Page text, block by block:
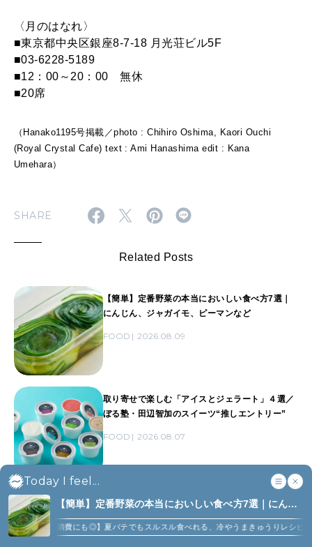
Today I feel...
【簡単】定番野菜の本当においしい食べ方7選｜にんじ
ん、ジャガイモ、ピーマンなど (7)
費にも◎】夏バテでもスルスル食べれる、冷やうまきゅうりレシピ 【にんじんっ
〈月のはなれ〉
■東京都中央区銀座8-7-18 月光荘ビル5F
■03-6228-5189
■12：00～20：00 無休
■20席
（Hanako1195号掲載／photo : Chihiro Oshima, Kaori Ouchi
(Royal Crystal Cafe) text : Ami Hanashima edit : Kana
Umehara）
SHARE
Related Posts
【簡単】定番野菜の本当においしい食べ方7選｜
にんじん、ジャガイモ、ピーマンなど
FOOD 2026.08.09
取り寄せで楽しむ「アイスとジェラート」４選／
ぼる塾・田辺智加のスイーツ“推しエントリー”
FOOD 2026.08.07
あの「ちくわパン」を考案したのは、札幌で40年
FOOD 2026.08.07